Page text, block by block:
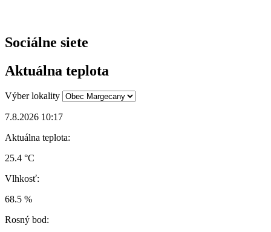
Sociálne siete
Aktuálna teplota
Výber lokality
7.8.2026 10:17
Aktuálna teplota:
25.4 °C
Vlhkosť:
68.5 %
Rosný bod: